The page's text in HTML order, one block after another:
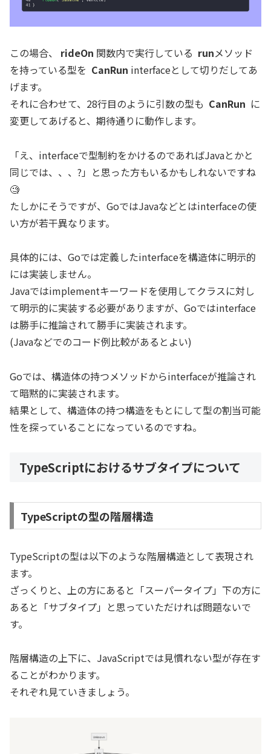
この場合、 rideOn 関数内で実行している runメソッド
を持っている型を CanRun interfaceとして切りだしてあ
げます。
それに合わせて、28行目のように引数の型も CanRun に
変更してあげると、期待通りに動作します。
「え、interfaceで型制約をかけるのであればJavaとかと
同じでは、、、?」と思った方もいるかもしれないですね
🧐
たしかにそうですが、GoではJavaなどとはinterfaceの使
い方が若干異なります。
具体的には、Goでは定義したinterfaceを構造体に明示的
には実装しません。
Javaではimplementキーワードを使用してクラスに対し
て明示的に実装する必要がありますが、Goではinterface
は勝手に推論されて勝手に実装されます。
(Javaなどでのコード例比較があるとよい)
Goでは、構造体の持つメソッドからinterfaceが推論され
て暗黙的に実装されます。
結果として、構造体の持つ構造をもとにして型の割当可能
性を探っていることになっているのですね。
TypeScriptにおけるサブタイプについて
TypeScriptの型の階層構造
TypeScriptの型は以下のような階層構造として表現され
ます。
ざっくりと、上の方にあると「スーパータイプ」下の方に
あると「サブタイプ」と思っていただければ問題ないで
す。
階層構造の上下に、JavaScriptでは見慣れない型が存在す
ることがわかります。
それぞれ見ていきましょう。